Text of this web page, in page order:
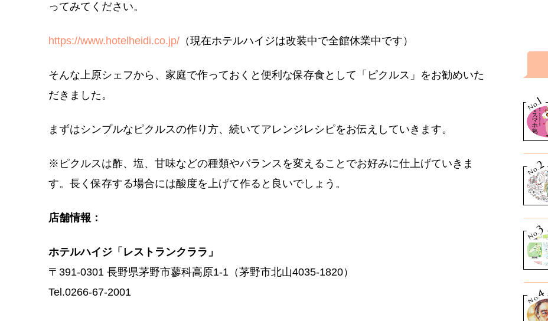
ってみてください。
https://www.hotelheidi.co.jp/ （現在ホテルハイジは改装中で全館休業中です）
そんな上原シェフから、家庭で作っておくと便利な保存食として「ピクルス」をお勧めいた
だきました。
まずはシンプルなピクルスの作り方、続いてアレンジレシピをお伝えしていきます。
※ピクルスは酢、塩、甘味などの種類やバランスを変えることでお好みに仕上げていきま
す。長く保存する場合には酸度を上げて作ると良いでしょう。
店舗情報：
ホテルハイジ「レストランクララ」
〒391-0301 長野県茅野市蓼科高原1-1（茅野市北山4035-1820）
Tel.0266-67-2001
No.
1
No.2
No.
3
No.
4